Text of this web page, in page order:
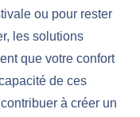
ou pour rester
les solutions
que votre confort
de ces
à créer un